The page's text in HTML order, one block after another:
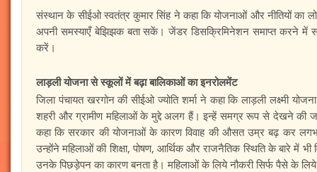
संस्थान के सीईओ स्वतंत्र कुमार सिंह ने कहा कि योजनाओं और नीतियों का
अपनी समस्याएँ बेझिझक बता सकें। जेंडर डिसक्रिमिनेशन समाप्त करने में
करें।
लाड़ली योजना से स्कूलों में बढ़ा बालिकाओं का इनरोलमेंट
जिला पंचायत खरगोन की सीईओ ज्योति शर्मा ने कहा कि लाड़ली लक्ष्मी
शहरी और ग्रामीण महिलाओं के मुद्दे अलग हैं। इन्हें समग्र रूप से देखने की
कहा कि सरकार की योजनाओं के कारण विवाह की औसत उम्र बढ़ कर
उन्होंने महिलाओं की शिक्षा, पोषण, आर्थिक और राजनैतिक स्थिति के बारे में
उनके पिछड़ेपन का कारण बनता है। महिलाओं के लिये नौकरी सिर्फ पैसे के